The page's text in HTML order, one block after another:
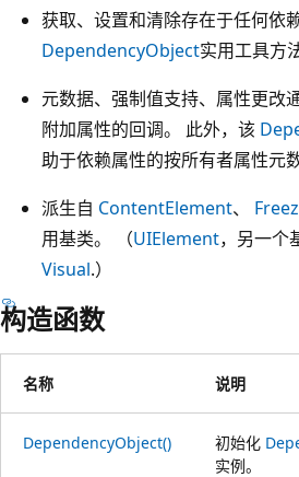
获取、设置和清除存在于任何依
DependencyObject实用工具方
元数据、强制值支持、属性更改
附加属性的回调。 此外，该
助于依赖属性的按所有者属性元数
派生自 ContentElement、
用基类。 （UIElement，另一个
Visual.）
构造函数
名称 说明
DependencyObject() 初始化
实例。